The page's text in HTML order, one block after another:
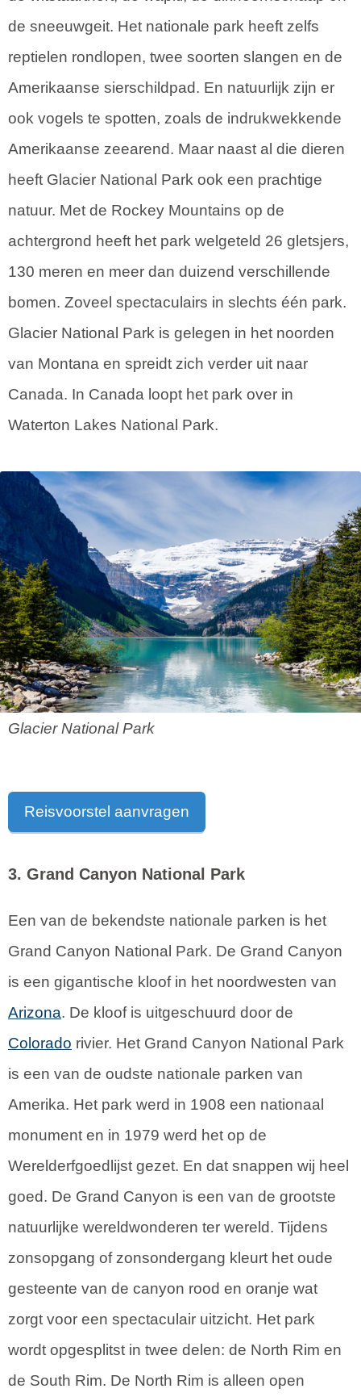
de sneeuwgeit. Het nationale park heeft zelfs
reptielen rondlopen, twee soorten slangen en de
Amerikaanse sierschildpad. En natuurlijk zijn er
ook vogels te spotten, zoals de indrukwekkende
Amerikaanse zeearend. Maar naast al die dieren
heeft Glacier National Park ook een prachtige
natuur. Met de Rockey Mountains op de
achtergrond heeft het park welgeteld 26 gletsjers,
130 meren en meer dan duizend verschillende
bomen. Zoveel spectaculairs in slechts één park.
Glacier National Park is gelegen in het noorden
van Montana en spreidt zich verder uit naar
Canada. In Canada loopt het park over in
Waterton Lakes National Park.
Glacier National Park
Reisvoorstel aanvragen
3. Grand Canyon National Park
Een van de bekendste nationale parken is het
Grand Canyon National Park. De Grand Canyon
is een gigantische kloof in het noordwesten van
Arizona. De kloof is uitgeschuurd door de
Colorado rivier. Het Grand Canyon National Park
is een van de oudste nationale parken van
Amerika. Het park werd in 1908 een nationaal
monument en in 1979 werd het op de
Werelderfgoedlijst gezet. En dat snappen wij heel
goed. De Grand Canyon is een van de grootste
natuurlijke wereldwonderen ter wereld. Tijdens
zonsopgang of zonsondergang kleurt het oude
gesteente van de canyon rood en oranje wat
zorgt voor een spectaculair uitzicht. Het park
wordt opgesplitst in twee delen: de North Rim en
de South Rim. De North Rim is alleen open